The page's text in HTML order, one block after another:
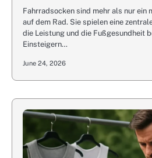
Fahrradsocken sind mehr als nur ein
auf dem Rad. Sie spielen eine
die Leistung und die Fußgesundheit
Einsteigern…
June 24, 2026